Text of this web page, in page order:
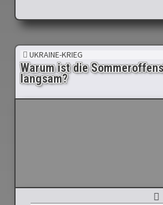
UKRAINE-KRIEG
Warum ist die
langsam?